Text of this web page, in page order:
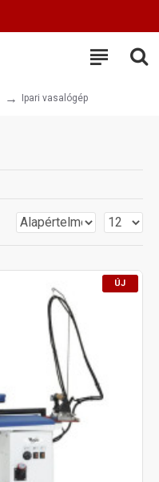
Ipari vasalógép
ÚJ